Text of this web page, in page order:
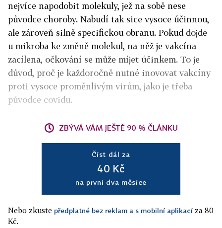
nejvíce napodobit molekuly, jež na sobě nese
původce choroby. Nabudí tak sice vysoce účinnou,
ale zároveň silně specifickou obranu. Pokud dojde
u mikroba ke změně molekul, na něž je vakcína
zacílena, očkování se může míjet účinkem. To je
důvod, proč je každoročně nutné inovovat vakcíny
proti vysoce proměnlivým virům, jako je třeba
původce covidu.
ZBÝVÁ VÁM JEŠTĚ 90 % ČLÁNKU
Číst dál za
40 Kč
na první dva měsíce
Nebo zkuste předplatné bez reklam a s mobilní aplikací za 80
Kč.